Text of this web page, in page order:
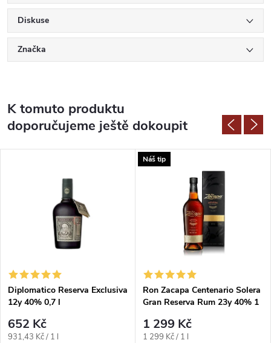
Diskuse
Značka
K tomuto produktu
doporučujeme ještě dokoupit
Diplomatico Reserva Exclusiva
12y 40% 0,7 l
652 Kč
Měrná
931,43 Kč / 1 l
Náš tip
Ron Zacapa Centenario Solera
Gran Reserva Rum 23y 40% 1
1 299 Kč
Měrná
1 299 Kč / 1 l